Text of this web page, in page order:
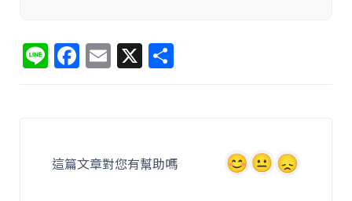
Li F
b
o
E X
這篇文章對您有幫助嗎